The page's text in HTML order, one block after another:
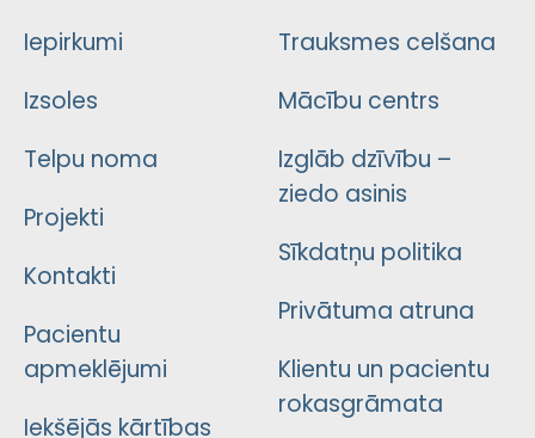
Iepirkumi
Izsoles
Telpu noma
Projekti
Kontakti
Pacientu
apmeklējumi
Iekšējās kārtības
Trauksmes celšana
Mācību centrs
Izglāb dzīvību –
ziedo asinis
Sīkdatņu politika
Privātuma atruna
Klientu un pacientu
rokasgrāmata